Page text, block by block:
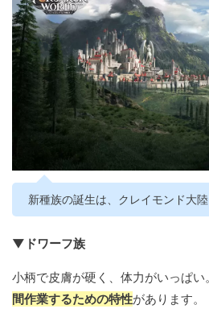
新種族の誕生は、クレイモンド大
▼ドワーフ族
小柄で皮膚が硬く、体力がいっぱい。
間作業するための特性があります。